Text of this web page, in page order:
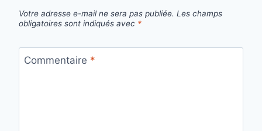
Votre adresse e-mail ne sera pas publiée. Les champs
obligatoires sont indiqués avec *
Commentaire *